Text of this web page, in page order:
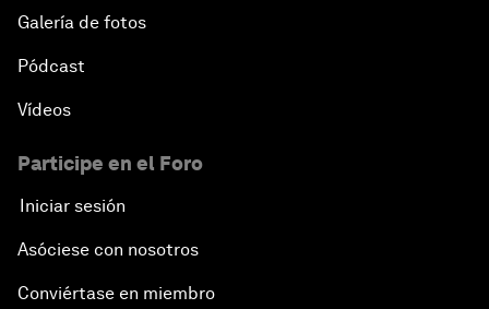
Galería de fotos
Pódcast
Vídeos
Participe en el Foro
Iniciar sesión
Asóciese con nosotros
Conviértase en miembro